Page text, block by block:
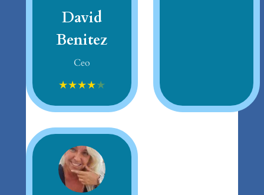
David
Benitez
Ceo
★★★★★